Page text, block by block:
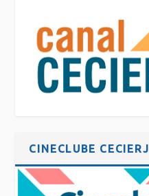
CINECLUBE CECIERJ